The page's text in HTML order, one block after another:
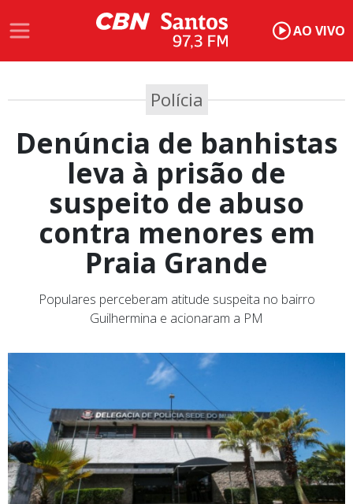
AO VIVO
Polícia
Denúncia de banhistas
leva à prisão de
suspeito de abuso
contra menores em
Praia Grande
Populares perceberam atitude suspeita no bairro
Guilhermina e acionaram a PM